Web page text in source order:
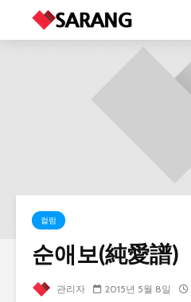
컬럼
순애보(純愛譜)
관리자 2015년 5월 8일